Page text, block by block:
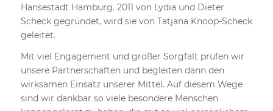
Hansestadt Hamburg. 2011 von Lydia und Dieter
Scheck gegründet, wird sie von Tatjana Knoop-Scheck
geleitet.
Mit viel Engagement und großer Sorgfalt prüfen wir
unsere Partnerschaften und begleiten dann den
wirksamen Einsatz unserer Mittel. Auf diesem Wege
sind wir dankbar so viele besondere Menschen